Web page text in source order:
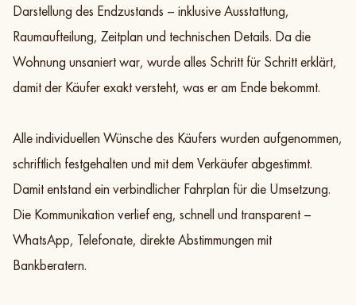
Darstellung des Endzustands – inklusive Ausstattung,
Raumaufteilung, Zeitplan und technischen Details. Da die
Wohnung unsaniert war, wurde alles Schritt für Schritt erklärt,
damit der Käufer exakt versteht, was er am Ende bekommt.
Alle individuellen Wünsche des Käufers wurden aufgenommen,
schriftlich festgehalten und mit dem Verkäufer abgestimmt.
Damit entstand ein verbindlicher Fahrplan für die Umsetzung.
Die Kommunikation verlief eng, schnell und transparent –
WhatsApp, Telefonate, direkte Abstimmungen mit
Bankberatern.